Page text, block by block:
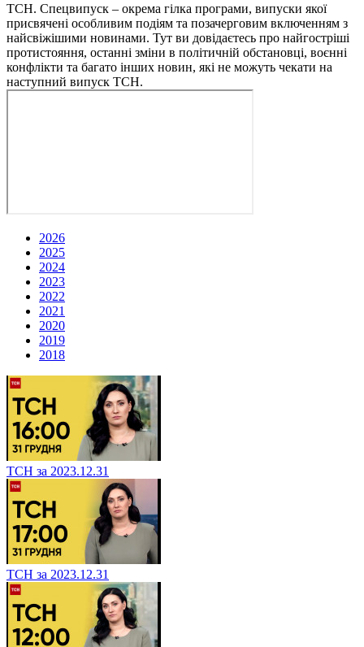
ТСН. Спецвипуск – окрема гілка програми, випуски якої
присвячені особливим подіям та позачерговим включенням з
найсвіжішими новинами. Тут ви довідаєтесь про найгостріші
протистояння, останні зміни в політичній обстановці, воєнні
конфлікти та багато інших новин, які не можуть чекати на
наступний випуск ТСН.
2026
2025
2024
2023
2022
2021
2020
2019
2018
ТСН за 2023.12.31
ТСН за 2023.12.31